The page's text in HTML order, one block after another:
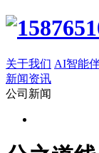
关于我们 AI智能
新闻资讯
公司新闻